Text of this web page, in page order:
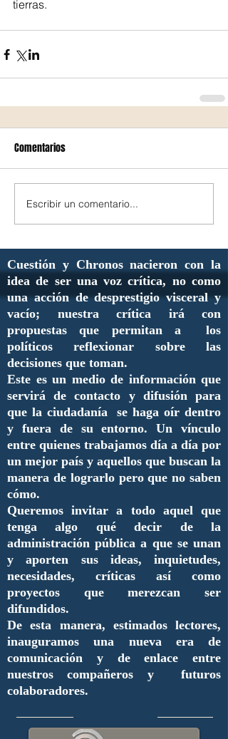
tierras.
Comentarios
Escribir un comentario...
Cuestión y Chronos nacieron con la
idea de ser una voz crítica, no como
una acción de desprestigio visceral y
vacío; nuestra crítica irá con
propuestas que permitan a los
políticos reflexionar sobre las
decisiones que toman.
Este es un medio de información que
servirá de contacto y difusión para
que la ciudadanía se haga oír dentro
y fuera de su entorno. Un vínculo
entre quienes trabajamos día a día por
un mejor país y aquellos que buscan la
manera de lograrlo pero que no saben
cómo.
Queremos invitar a todo aquel que
tenga algo qué decir de la
administración pública a que se unan
y aporten sus ideas, inquietudes,
necesidades, críticas así como
proyectos que merezcan ser
difundidos.
De esta manera, estimados lectores,
inauguramos una nueva era de
comunicación y de enlace entre
nuestros compañeros y futuros
colaboradores.